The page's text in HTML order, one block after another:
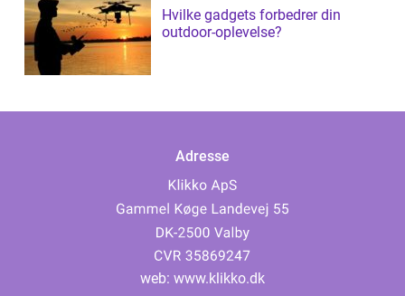
Hvilke gadgets forbedrer din
outdoor-oplevelse?
Adresse
web: www.klikko.dk